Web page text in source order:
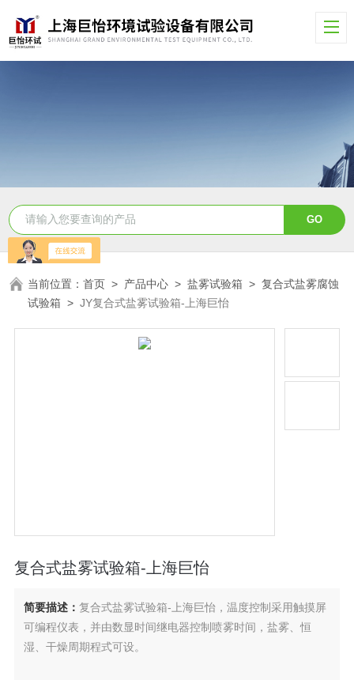
当前位置：首页 > 产品中心 >盐雾试验箱 >复合式盐雾腐蚀
试验箱 >JY复合式盐雾试验箱-上海巨怡
复合式盐雾试验箱-上海巨怡
简要描述： 复合式盐雾试验箱-上海巨怡，温度控制采用触摸屏
可编程仪表，并由数显时间继电器控制喷雾时间，盐雾、恒
湿、干燥周期程式可设。